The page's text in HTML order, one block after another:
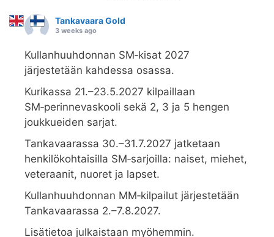
Tankavaara Gold
3 weeks ago
Kullanhuuhdonnan SM‑kisat 2027
järjestetään kahdessa osassa.
Kurikassa 21.–23.5.2027 kilpaillaan
SM‑perinnevaskooli sekä 2, 3 ja 5 hengen
joukkueiden sarjat.
Tankavaarassa 30.–31.7.2027 jatketaan
henkilökohtaisilla SM‑sarjoilla: naiset, miehet,
veteraanit, nuoret ja lapset.
Kullanhuuhdonnan MM‑kilpailut järjestetään
Tankavaarassa 2.–7.8.2027.
Lisätietoa julkaistaan myöhemmin.